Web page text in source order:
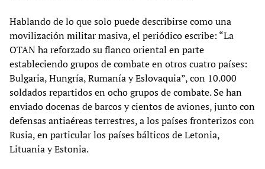
Hablando de lo que solo puede describirse como una
movilización militar masiva, el periódico escribe: “La
OTAN ha reforzado su flanco oriental en parte
estableciendo grupos de combate en otros cuatro países:
Bulgaria, Hungría, Rumanía y Eslovaquia”, con 10.000
soldados repartidos en ocho grupos de combate. Se han
enviado docenas de barcos y cientos de aviones, junto con
defensas antiaéreas terrestres, a los países fronterizos con
Rusia, en particular los países bálticos de Letonia,
Lituania y Estonia.